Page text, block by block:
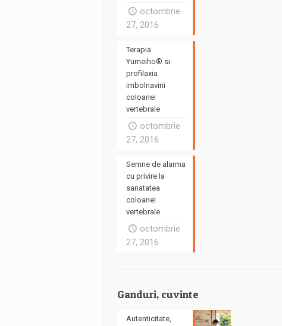
octombrie
27, 2016
Terapia
Yumeiho® si
profilaxia
imbolnavirii
coloanei
vertebrale
octombrie
27, 2016
Semne de alarma
cu privire la
sanatatea
coloanei
vertebrale
octombrie
27, 2016
Ganduri, cuvinte
Autenticitate,